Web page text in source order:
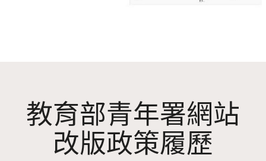
教育部青年署網站
改版政策履歷